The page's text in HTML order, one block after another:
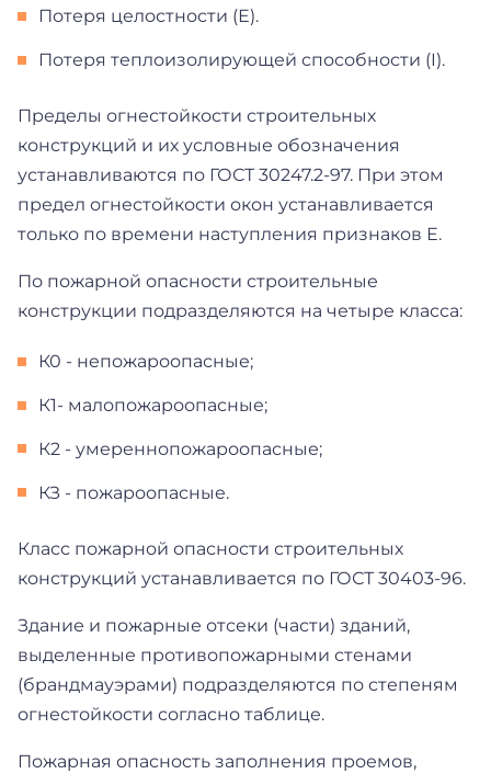
Потеря целостности (Е).
Потеря теплоизолирующей способности (I).
Пределы огнестойкости строительных
конструкций и их условные обозначения
устанавливаются по ГОСТ 30247.2-97. При этом
предел огнестойкости окон устанавливается
только по времени наступления признаков Е.
По пожарной опасности строительные
конструкции подразделяются на четыре класса:
К0 - непожароопасные;
К1- малопожароопасные;
К2 - умереннопожароопасные;
КЗ - пожароопасные.
Класс пожарной опасности строительных
конструкций устанавливается по ГОСТ 30403-96.
Здание и пожарные отсеки (части) зданий,
выделенные противопожарными стенами
(брандмауэрами) подразделяются по степеням
огнестойкости согласно таблице.
Пожарная опасность заполнения проемов,